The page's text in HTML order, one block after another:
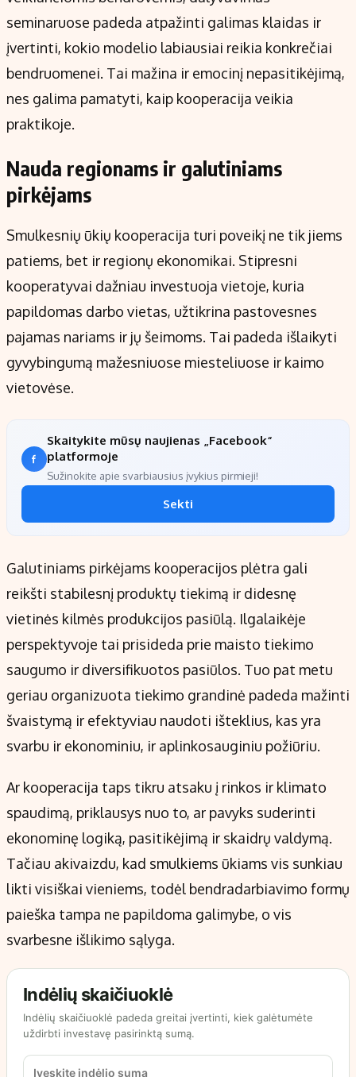
seminaruose padeda atpažinti galimas klaidas ir
įvertinti, kokio modelio labiausiai reikia konkrečiai
bendruomenei. Tai mažina ir emocinį nepasitikėjimą,
nes galima pamatyti, kaip kooperacija veikia
praktikoje.
Nauda regionams ir galutiniams
pirkėjams
Smulkesnių ūkių kooperacija turi poveikį ne tik jiems
patiems, bet ir regionų ekonomikai. Stipresni
kooperatyvai dažniau investuoja vietoje, kuria
papildomas darbo vietas, užtikrina pastovesnes
pajamas nariams ir jų šeimoms. Tai padeda išlaikyti
gyvybingumą mažesniuose miesteliuose ir kaimo
vietovėse.
Skaitykite mūsų naujienas „Facebook“
platformoje
Sužinokite apie svarbiausius įvykius pirmieji!
Sekti
Galutiniams pirkėjams kooperacijos plėtra gali
reikšti stabilesnį produktų tiekimą ir didesnę
vietinės kilmės produkcijos pasiūlą. Ilgalaikėje
perspektyvoje tai prisideda prie maisto tiekimo
saugumo ir diversifikuotos pasiūlos. Tuo pat metu
geriau organizuota tiekimo grandinė padeda mažinti
švaistymą ir efektyviau naudoti išteklius, kas yra
svarbu ir ekonominiu, ir aplinkosauginiu požiūriu.
Ar kooperacija taps tikru atsaku į rinkos ir klimato
spaudimą, priklausys nuo to, ar pavyks suderinti
ekonominę logiką, pasitikėjimą ir skaidrų valdymą.
Tačiau akivaizdu, kad smulkiems ūkiams vis sunkiau
likti visiškai vieniems, todėl bendradarbiavimo formų
paieška tampa ne papildoma galimybe, o vis
svarbesne išlikimo sąlyga.